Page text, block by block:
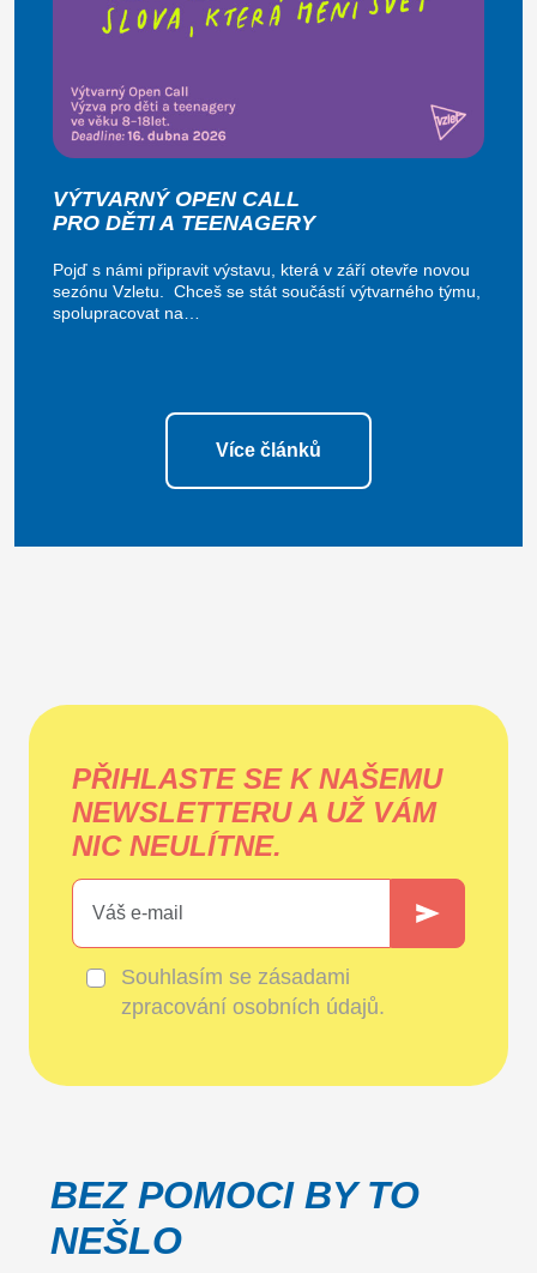
VÝTVARNÝ OPEN CALL
PRO DĚTI A TEENAGERY
Pojď s námi připravit výstavu, která v září otevře novou
sezónu Vzletu. Chceš se stát součástí výtvarného týmu,
spolupracovat na…
Více článků
PŘIHLASTE SE K NAŠEMU
NEWSLETTERU A UŽ VÁM
NIC NEULÍTNE.
Souhlasím se zásadami
zpracování osobních údajů.
BEZ POMOCI BY TO
NEŠLO